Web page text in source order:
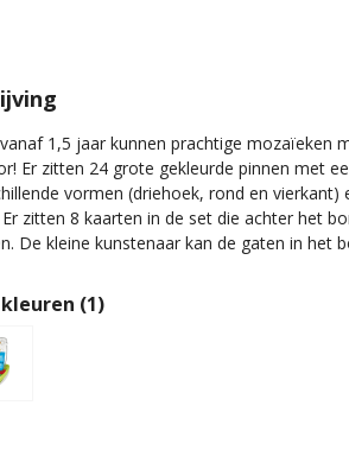
1,5 jaar kunnen prachtige mozaïeken
Er zitten 24 grote gekleurde pinnen met
vormen (driehoek, rond en vierkant)
zitten 8 kaarten in de set die achter het
De kleine kunstenaar kan de gaten in het
(1)